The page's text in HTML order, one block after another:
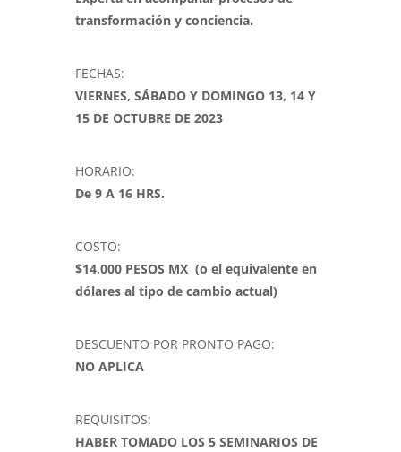
transformación y conciencia.
FECHAS:
VIERNES, SÁBADO Y DOMINGO 13, 14 Y
15 DE OCTUBRE DE 2023
HORARIO:
De 9 A 16 HRS.
COSTO:
$14,000 PESOS MX (o el equivalente en
dólares al tipo de cambio actual)
DESCUENTO POR PRONTO PAGO:
NO APLICA
REQUISITOS:
HABER TOMADO LOS 5 SEMINARIOS DE